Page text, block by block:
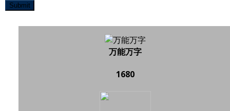
Submit
万能万字
1680